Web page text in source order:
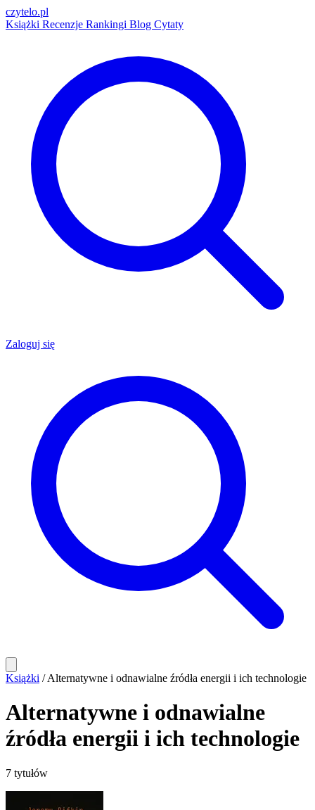
czytelo.pl
Książki Recenzje Rankingi Blog Cytaty
Zaloguj się
Książki / Alternatywne i odnawialne źródła energii i ich technologie
Alternatywne i odnawialne
źródła energii i ich technologie
7 tytułów